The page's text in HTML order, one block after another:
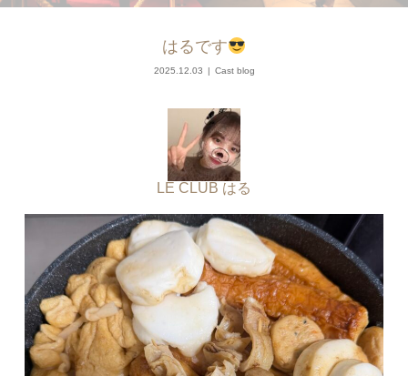
はるです
2025.12.03 Cast blog
LE CLUB はる